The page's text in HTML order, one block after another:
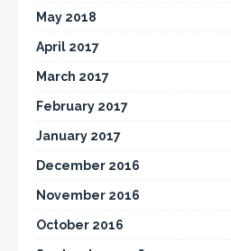
May 2018
April 2017
March 2017
February 2017
January 2017
December 2016
November 2016
October 2016